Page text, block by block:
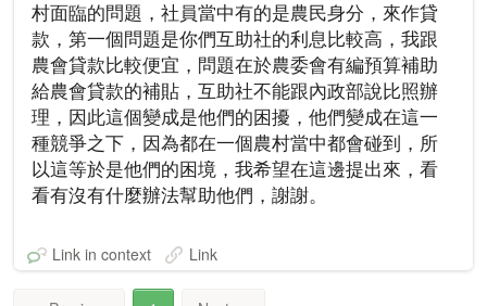
村面臨的問題，社員當中有的是農民身分，來作貸
款，第一個問題是你們互助社的利息比較高，我跟
農會貸款比較便宜，問題在於農委會有編預算補助
給農會貸款的補貼，互助社不能跟內政部說比照辦
理，因此這個變成是他們的困擾，他們變成在這一
種競爭之下，因為都在一個農村當中都會碰到，所
以這等於是他們的困境，我希望在這邊提出來，看
看有沒有什麼辦法幫助他們，謝謝。
Link in context Link